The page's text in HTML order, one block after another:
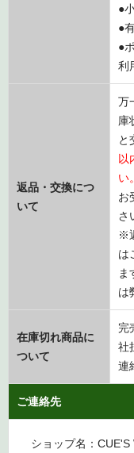
●
●
●
利
返品・交換につ
いて
万
庫
と
以
い。
お
さ
※
は
ま
は
在庫切れ商品に
ついて
完
社
連
ご連絡先
ショップ名：